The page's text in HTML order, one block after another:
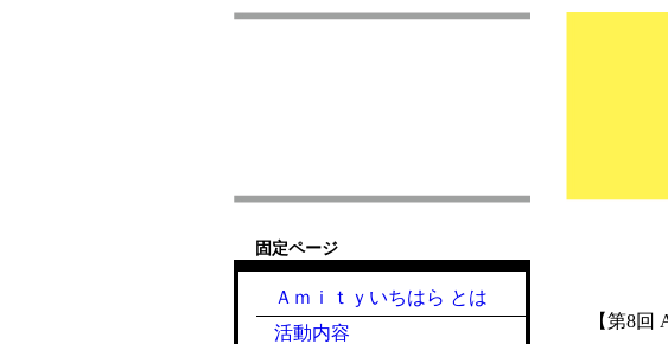
【第8回
固定ページ
Ａｍｉｔｙいちはら とは
活動内容